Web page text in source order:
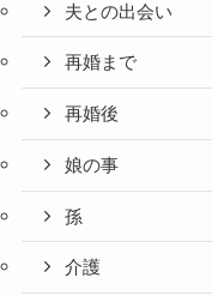
夫との出会い
再婚まで
再婚後
娘の事
孫
介護